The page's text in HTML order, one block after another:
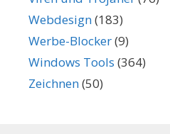
Webdesign(183)
Werbe-Blocker(9)
Windows Tools (364)
Zeichnen(50)